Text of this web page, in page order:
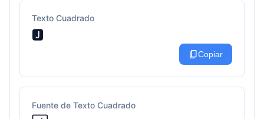
Texto Cuadrado
🅹
content_copyCopiar
Fuente de Texto Cuadrado